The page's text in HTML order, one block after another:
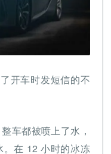
开车时发短信的不
车都被喷上了水，
在 12 小时的冰冻